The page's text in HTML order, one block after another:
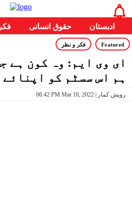
حقوق انسانی ادبستان
Featured فکر و نظر
ای وی ایم: وہ کون ہے
ہم اس سسٹم کو
06:42 PM Mar 10, 2022 | رویش کمار